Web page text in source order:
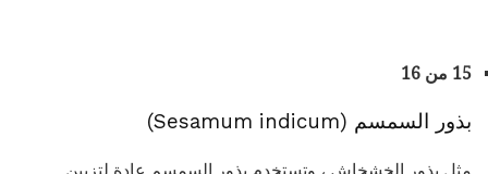
15 من 16
بذور السمسم (Sesamum indicum)